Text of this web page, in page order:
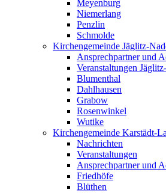
Meyenburg
Niemerlang
Penzlin
Schmolde
Kirchengemeinde Jäglitz-
Ansprechpartner und
Veranstaltungen
Blumenthal
Dahlhausen
Grabow
Rosenwinkel
Wutike
Kirchengemeinde Karstädt-
Nachrichten
Veranstaltungen
Ansprechpartner und
Friedhöfe
Blüthen